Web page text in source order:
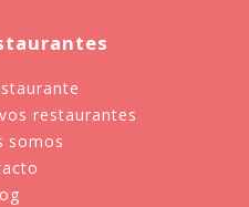
restaurantes
somos